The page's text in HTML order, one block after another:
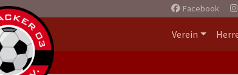
Facebook
Verein